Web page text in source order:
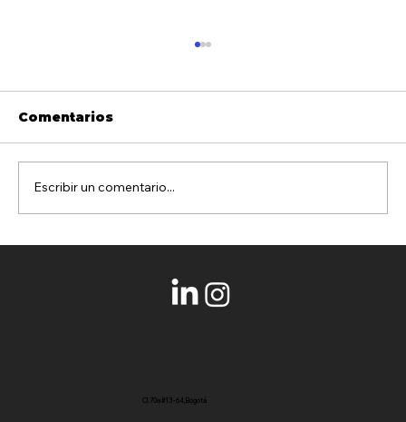
Talento "artificial"
Comentarios
Escribir un comentario...
Cl. 70a #13 - 64, Bogotá